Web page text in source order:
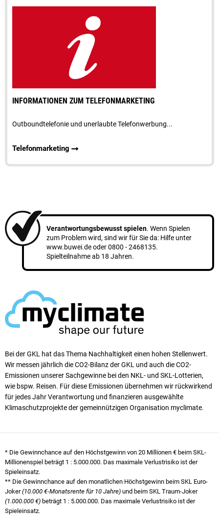
INFORMATIONEN ZUM TELEFONMARKETING
Outboundtelefonie und unerlaubte Telefonwerbung...
Telefonmarketing
Verantwortungsbewusst spielen. Wenn Spielen
zum Problem wird, sind wir für Sie da: Hilfe unter
www.buwei.deoder0800 - 2468135.
Spielteilnahme ab 18 Jahren.
Bei der GKL hat das Thema Nachhaltigkeit einen ho­hen Stellen­wert.
Wir messen jährlich die CO2-Bilanz der GKL und auch die CO2-
Emissionen unserer Sach­ge­winne bei den NKL- und SKL-Lotterien,
wie bspw. Reisen. Für diese Emissionen übernehmen wir rück­wirkend
für jedes Jahr Verantwortung und finanzieren ausgewählte
Klimaschutzprojekte der gemeinnützigen Organisation myclimate.
* Die Gewinnchance auf den Höchstgewinn von 20 Millionen € beim SKL-
Millionenspiel beträgt 1 : 5.000.000. Das maximale Verlustrisiko ist der
Spieleinsatz.
** Die Gewinnchance auf den monatlichen Höchstgewinn beim SKL Euro-
Joker(10.000 €-Monatsrente für 10 Jahre) und beim SKL Traum-Joker
(1.000.000 €) beträgt 1 : 5.000.000. Das maximale Verlustrisiko ist der
Spieleinsatz.